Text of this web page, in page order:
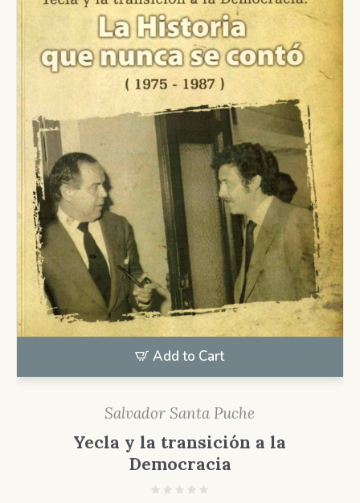
Add to Cart
Salvador Santa Puche
Yecla y la transición a la
Democracia